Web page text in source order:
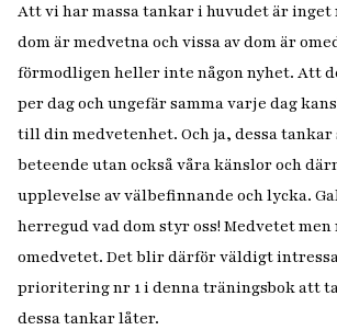
Att vi har massa tankar i huvudet är inget
dom är medvetna och vissa av dom är
förmodligen heller inte någon nyhet. Att
per dag och ungefär samma varje dag
till din medvetenhet. Och ja, dessa
beteende utan också våra känslor och
upplevelse av välbefinnande och lycka.
herregud vad dom styr oss! Medvetet men
omedvetet. Det blir därför väldigt
prioritering nr 1 i denna träningsbok att
dessa tankar låter.